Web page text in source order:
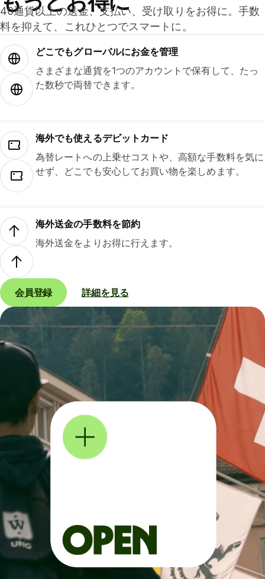
40通貨以上の送金、支払い、受け取りをお得に。手数
料を抑えて、これひとつでスマートに。
どこでもグ⁠ロ⁠ー⁠バ⁠ルにお金を管理
さまざまな通貨を1つのアカウントで保有して、たっ
た数秒で両替できます。
海外でも使えるデビットカード
為替レートへの上乗せコストや、高額な手数料を気に
せず、どこでも安心してお買い物を楽しめます。
海外送金の手数料を節約
海外送金をよりお得に行えます。
会員登録 詳細を見る